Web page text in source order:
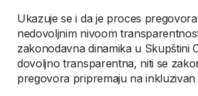
Ukazuje se i da je proces
nedovoljnim nivoom
zakonodavna dinamika u Skupštini
dovoljno transparentna, niti se
pregovora pripremaju na inkluzivan